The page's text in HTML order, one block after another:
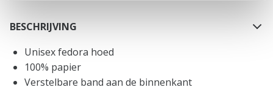
BESCHRIJVING
Unisex fedora hoed
100% papier
Verstelbare band aan de binnenkant